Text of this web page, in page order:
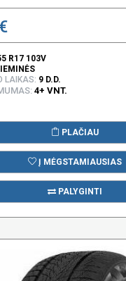
R17 103V
LAIKAS: 9 D.D.
4+ VNT.
PLAČIAU
Į MĖGSTAMIAUSIAS
PALYGINTI